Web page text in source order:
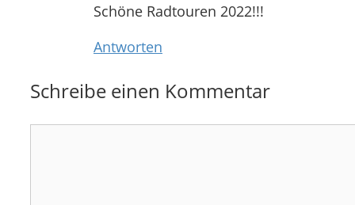
Schöne Radtouren 2022!!!
Antworten
Schreibe einen Kommentar